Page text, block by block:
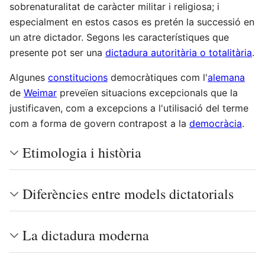
sobrenaturalitat de caràcter militar i religiosa; i
especialment en estos casos es pretén la successió en
un atre dictador. Segons les característiques que
presente pot ser una dictadura autoritària o totalitària.
Algunes constitucions democràtiques com l'alemana
de Weimar preveïen situacions excepcionals que la
justificaven, com a excepcions a l'utilisació del terme
com a forma de govern contrapost a la democràcia.
Etimologia i història
Diferències entre models dictatorials
La dictadura moderna